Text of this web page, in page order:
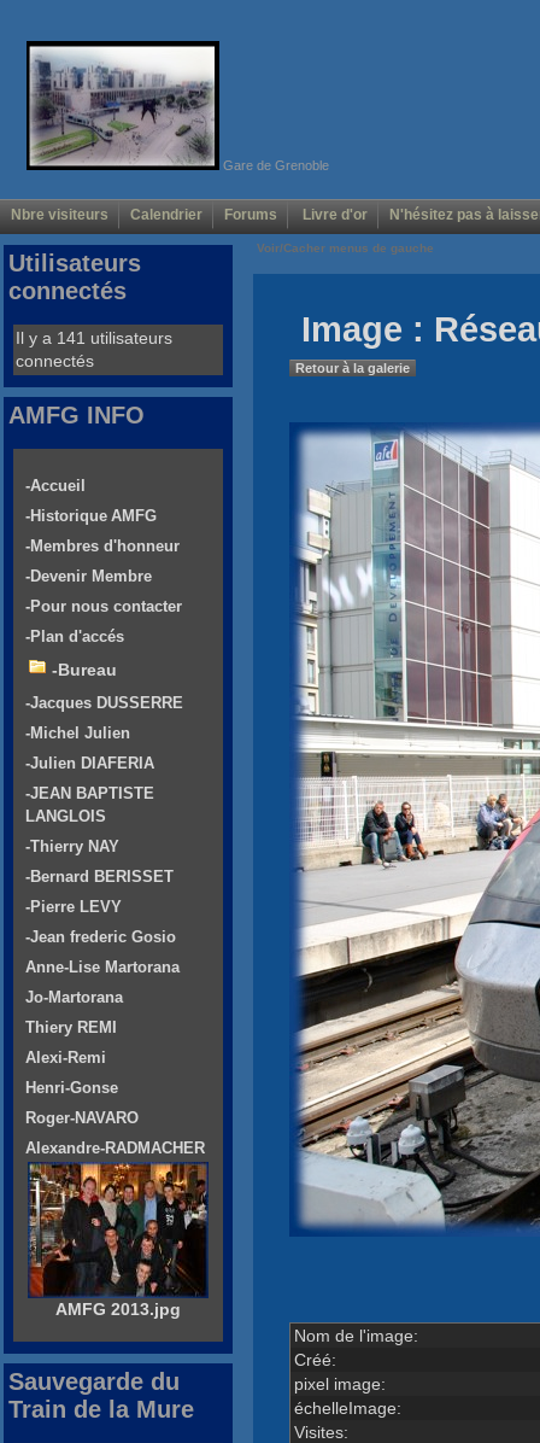
Gare de Grenoble
Nbre visiteurs Calendrier Forums Livre d'or N'hésitez pas à
Voir/Cacher menus de gauche
Image :
Retour à la galerie
Nom de l'image:
Créé:
pixel image:
échelleImage:
Visites:
Utilisateurs
connectés
Il y a 141 utilisateurs
connectés
AMFG INFO
-Accueil
-Historique AMFG
-Membres d'honneur
-Devenir Membre
-Pour nous contacter
-Plan d'accés
-Bureau
-Jacques DUSSERRE
-Michel Julien
-Julien DIAFERIA
-JEAN BAPTISTE
LANGLOIS
-Thierry NAY
-Bernard BERISSET
-Pierre LEVY
-Jean frederic Gosio
Anne-Lise Martorana
Jo-Martorana
Thiery REMI
Alexi-Remi
Henri-Gonse
Roger-NAVARO
Alexandre-RADMACHER
AMFG 2013.jpg
Sauvegarde du
Train de la Mure